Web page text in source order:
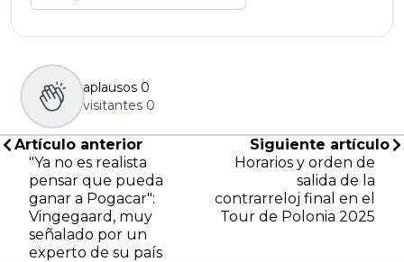
aplausos 0
visitantes 0
Artículo anterior
"Ya no es realista
pensar que pueda
ganar a Pogacar":
Vingegaard, muy
señalado por un
experto de su país
Siguiente artículo
Horarios y orden de
salida de la
contrarreloj final en el
Tour de Polonia 2025